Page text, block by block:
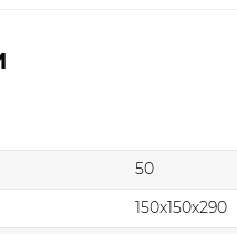
50
150x150x290